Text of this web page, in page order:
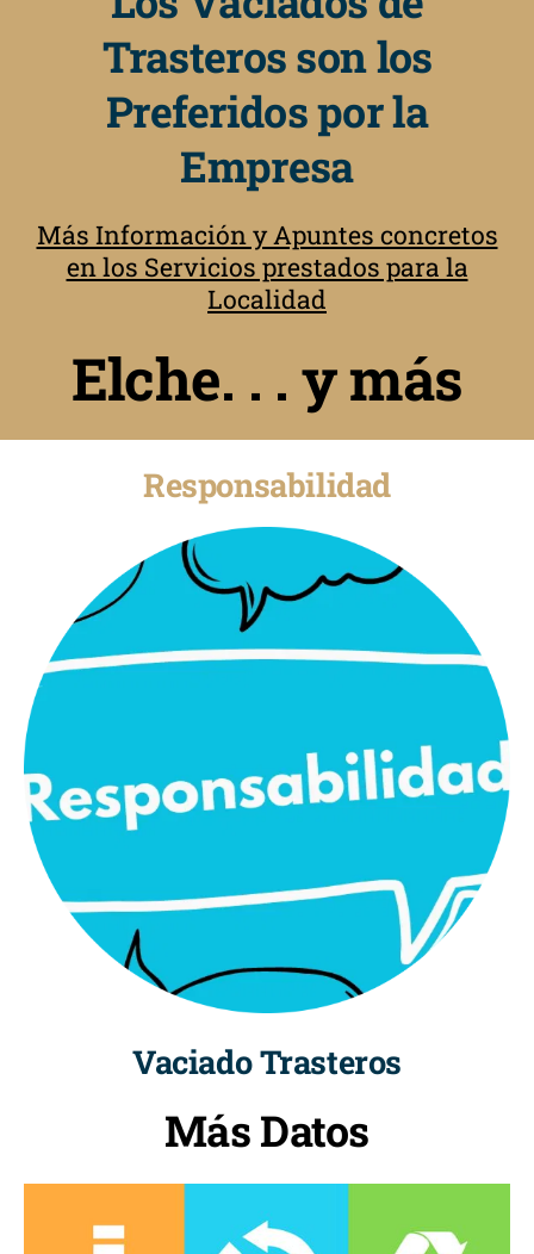
Trasteros son los
Preferidos por la
Empresa
Más Información y Apuntes concretos
en los Servicios prestados para la
Localidad
Elche. . . y más
Responsabilidad
Vaciado Trasteros
Más Datos